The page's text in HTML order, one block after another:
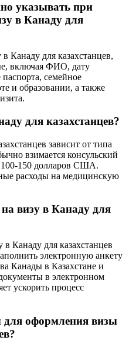
указывать при
в Канаду для
Канаду для казахстанцев,
включая ФИО, дату
семейное
и образовании, а также
для казахстанцев?
зависит от типа
взимается консульский
100-150 долларов США.
расходы на медицинскую
визу в Канаду для
Канаду для казахстанцев
электронную анкету
Канады в Казахстане и
в электронном
ускорить процесс
оформления визы